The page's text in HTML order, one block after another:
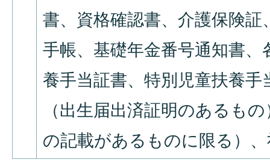
書、資格確認書、介護保険証
手帳、基礎年金番号通知書、
養手当証書、特別児童扶養
（出生届出済証明のあるも
の記載があるものに限る）